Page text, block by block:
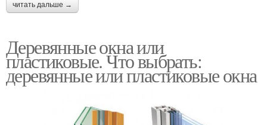
читать дальше →
Деревянные окна или
пластиковые. Что выбрать:
деревянные или пластиковые окна